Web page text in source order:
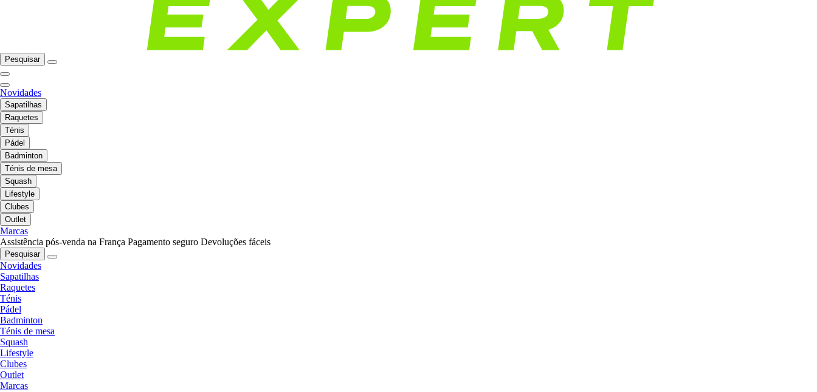
Pesquisar
Novidades
Sapatilhas
Raquetes
Ténis
Pádel
Badminton
Ténis de mesa
Squash
Lifestyle
Clubes
Outlet
Marcas
Assistência pós-venda na França Pagamento seguro Devoluções fáceis
Pesquisar
Novidades
Sapatilhas
Raquetes
Ténis
Pádel
Badminton
Ténis de mesa
Squash
Lifestyle
Clubes
Outlet
Marcas